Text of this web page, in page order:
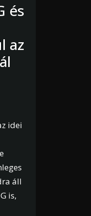
és
az
idei
áll
is,